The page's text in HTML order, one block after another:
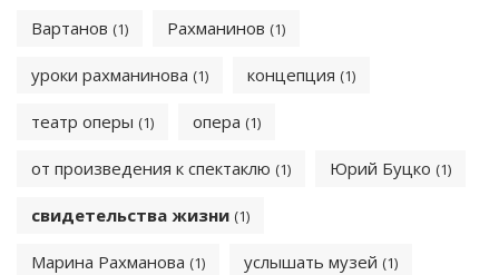
Вартанов (1) Рахманинов (1)
уроки рахманинова (1) концепция (1)
театр оперы (1) опера (1)
от произведения к спектаклю (1) Юрий Буцко (1)
свидетельства жизни (1)
Марина Рахманова (1) услышать музей (1)